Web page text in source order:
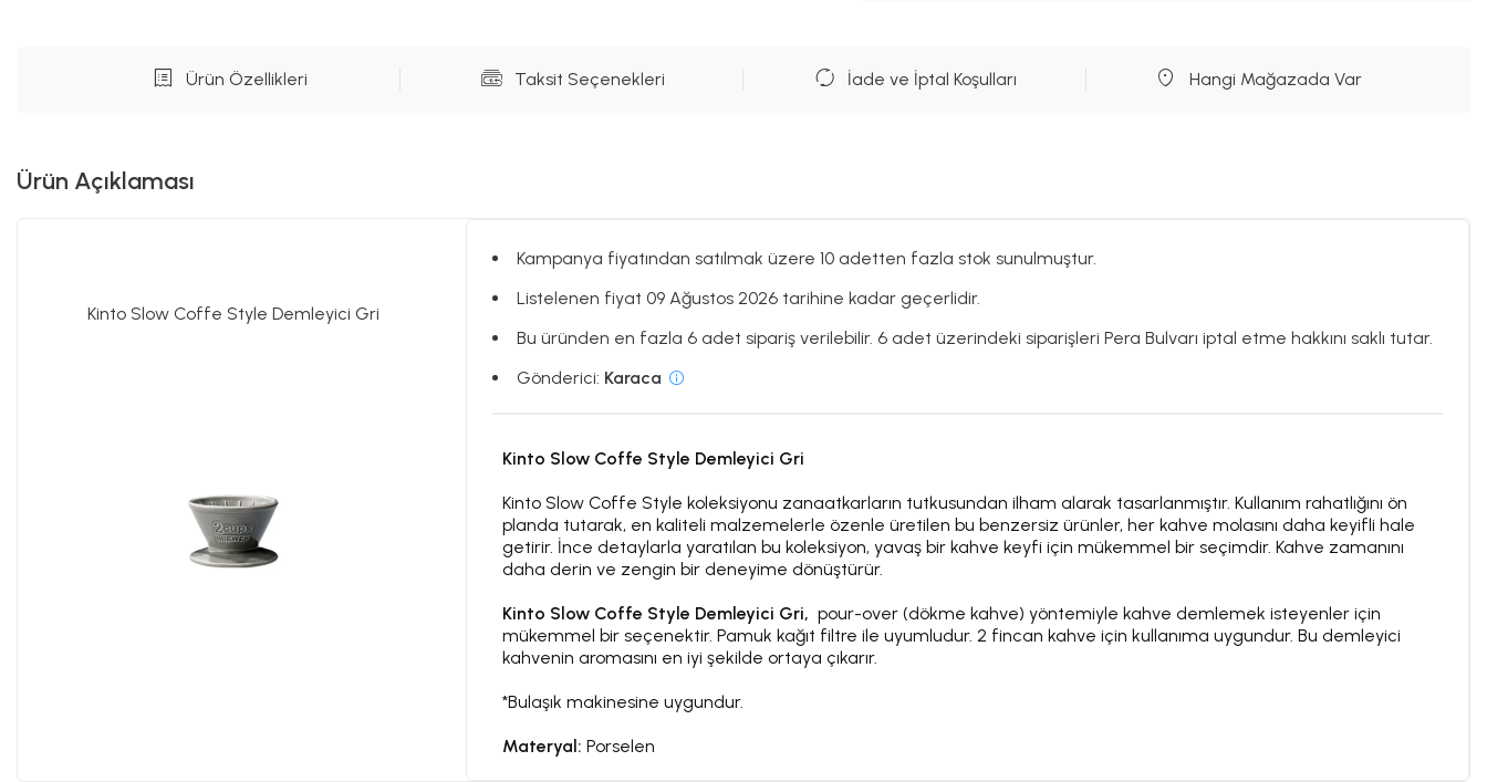
Ürün Özellikleri Taksit Seçenekleri İade ve İptal Koşulları Hangi Mağazada Var
Ürün Açıklaması
Kinto Slow Coffe Style Demleyici Gri
Kampanya fiyatından satılmak üzere 10 adetten fazla stok sunulmuştur.
Listelenen fiyat 09 Ağustos 2026 tarihine kadar geçerlidir.
Bu üründen en fazla 6 adet sipariş verilebilir. 6 adet üzerindeki siparişleri Pera Bulvarı iptal etme hakkını saklı tutar.
Gönderici: Karaca
Kinto Slow Coffe Style Demleyici Gri
Kinto Slow Coffe Style koleksiyonu zanaatkarların tutkusundan ilham alarak tasarlanmıştır. Kullanım rahatlığını ön
planda tutarak, en kaliteli malzemelerle özenle üretilen bu benzersiz ürünler, her kahve molasını daha keyifli hale
getirir. İnce detaylarla yaratılan bu koleksiyon, yavaş bir kahve keyfi için mükemmel bir seçimdir. Kahve zamanını
daha derin ve zengin bir deneyime dönüştürür.
Kinto Slow Coffe Style Demleyici Gri, pour-over (dökme kahve) yöntemiyle kahve demlemek isteyenler için
mükemmel bir seçenektir. Pamuk kağıt filtre ile uyumludur. 2 fincan kahve için kullanıma uygundur. Bu demleyici
kahvenin aromasını en iyi şekilde ortaya çıkarır.
*Bulaşık makinesine uygundur.
Materyal: Porselen